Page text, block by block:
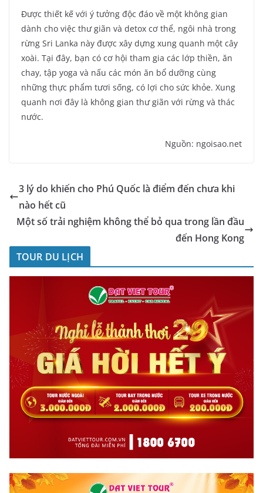
Được thiết kế với ý tưởng độc đáo về một không gian
dành cho việc thư giãn và detox cơ thể, ngôi nhà trong
rừng Sri Lanka này được xây dựng xung quanh một cây
xoài. Tại đây, bạn có cơ hội tham gia các lớp thiền, ăn
chay, tập yoga và nấu các món ăn bổ dưỡng cùng
những thực phẩm tươi sống, có lợi cho sức khỏe. Xung
quanh nơi đây là không gian thư giãn với rừng và thác
nước.
Nguồn: ngoisao.net
3 lý do khiến cho Phú Quốc là điểm đến chưa khi
nào hết cũ
Một số trải nghiệm không thể bỏ qua trong lần đầu
đến Hong Kong
TOUR DU LỊCH